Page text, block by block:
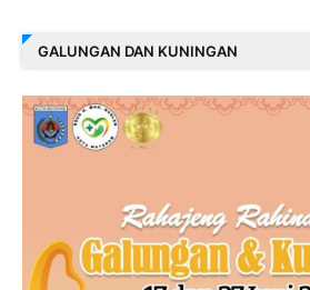
GALUNGAN DAN KUNINGAN